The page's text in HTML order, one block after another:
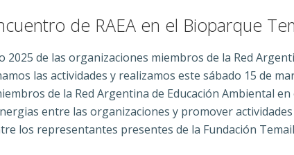
de RAEA en el Bioparque
2025 de las organizaciones miembros de la Red
las actividades y realizamos este sábado 15 de
de la Red Argentina de Educación Ambiental
entre las organizaciones y promover
los representantes presentes de la Fundación